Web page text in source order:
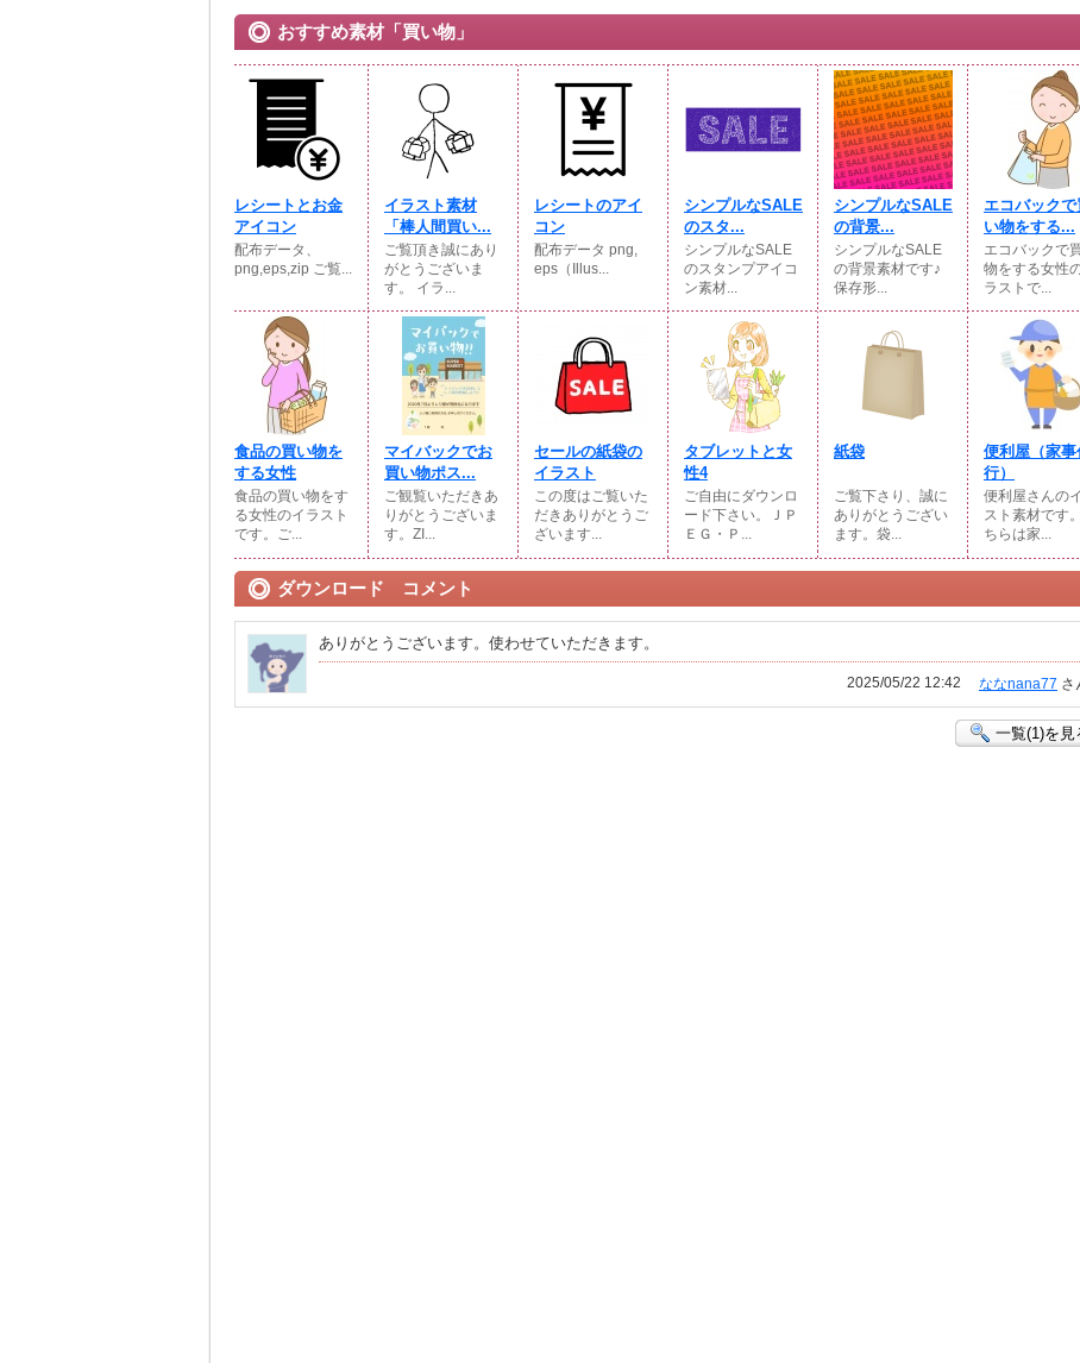
おすすめ素材「買い物」
レシートとお金
アイコン
配布データ、
png,eps,zip ご覧...
イラスト素材
「棒人間買い...
ご覧頂き誠にあり
がとうございま
す。 イラ...
レシートのアイ
コン
配布データ png,
eps（Illus...
シンプルなSALE
のスタ...
シンプルなSALE
のスタンプアイコ
ン素材...
シンプルなSALE
の背景...
シンプルなSALE
の背景素材です♪
保存形...
エコバックで
い物をする...
エコバックで
物をする女性
ラストで...
食品の買い物を
する女性
食品の買い物をす
る女性のイラスト
です。ご...
マイバックでお
買い物ポス...
ご観覧いただきあ
りがとうございま
す。ZI...
セールの紙袋の
イラスト
この度はご覧いた
だきありがとうご
ざいます...
タブレットと女
性4
ご自由にダウンロ
ード下さい。ＪＰ
ＥＧ・Ｐ...
紙袋
ご覧下さり、誠に
ありがとうござい
ます。袋...
便利屋（家事
行）
便利屋さんの
スト素材です
ちらは家...
ダウンロード コメント
ありがとうございます。使わせていただきます。
ななnana77 さ
2025/05/22 12:42
一覧(1)を見